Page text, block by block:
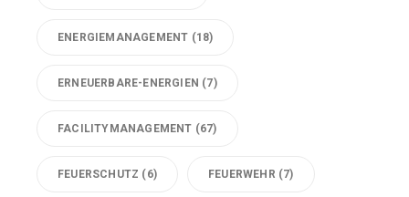
ENERGIEMANAGEMENT (18)
ERNEUERBARE-ENERGIEN (7)
FACILITYMANAGEMENT (67)
FEUERSCHUTZ (6) FEUERWEHR (7)